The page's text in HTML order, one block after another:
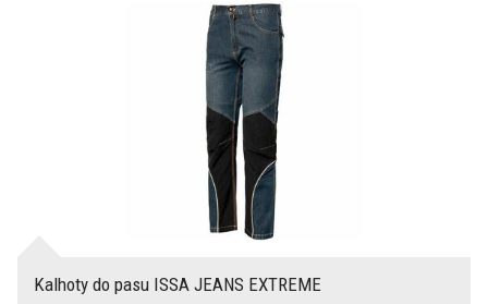
Kalhoty do pasu ISSA JEANS EXTREME